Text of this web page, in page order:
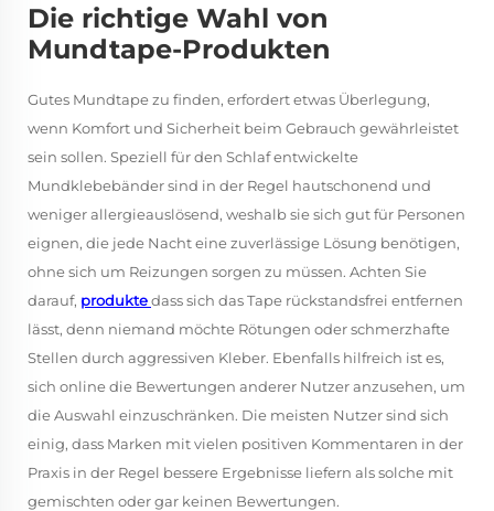
Die richtige Wahl von
Mundtape-Produkten
Gutes Mundtape zu finden, erfordert etwas Überlegung,
wenn Komfort und Sicherheit beim Gebrauch gewährleistet
sein sollen. Speziell für den Schlaf entwickelte
Mundklebebänder sind in der Regel hautschonend und
weniger allergieauslösend, weshalb sie sich gut für Personen
eignen, die jede Nacht eine zuverlässige Lösung benötigen,
ohne sich um Reizungen sorgen zu müssen. Achten Sie
darauf, produktedass sich das Tape rückstandsfrei entfernen
lässt, denn niemand möchte Rötungen oder schmerzhafte
Stellen durch aggressiven Kleber. Ebenfalls hilfreich ist es,
sich online die Bewertungen anderer Nutzer anzusehen, um
die Auswahl einzuschränken. Die meisten Nutzer sind sich
einig, dass Marken mit vielen positiven Kommentaren in der
Praxis in der Regel bessere Ergebnisse liefern als solche mit
gemischten oder gar keinen Bewertungen.